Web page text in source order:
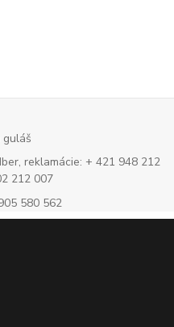
guláš
reklamácie: + 421 948 212
212 007
580 562